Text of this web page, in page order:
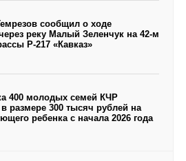
сообщил о ходе
реку Малый Зеленчук на 42-м
Р-217 «Кавказ»
400 молодых семей КЧР
размере 300 тысяч рублей на
ребенка с начала 2026 года